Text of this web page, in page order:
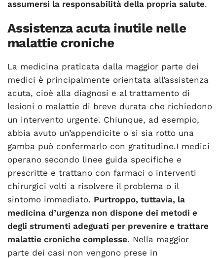
assumersi la responsabilità della propria salute.
Assistenza acuta inutile nelle
malattie croniche
La medicina praticata dalla maggior parte dei
medici è principalmente orientata all’assistenza
acuta, cioè alla diagnosi e al trattamento di
lesioni o malattie di breve durata che richiedono
un intervento urgente. Chiunque, ad esempio,
abbia avuto un’appendicite o si sia rotto una
gamba può confermarlo con gratitudine.I medici
operano secondo linee guida specifiche e
prescritte e trattano con farmaci o interventi
chirurgici volti a risolvere il problema o il
sintomo immediato. Purtroppo, tuttavia, la
medicina d’urgenza non dispone dei metodi e
degli strumenti adeguati per prevenire e trattare
malattie croniche complesse. Nella maggior
parte dei casi non vengono prese in